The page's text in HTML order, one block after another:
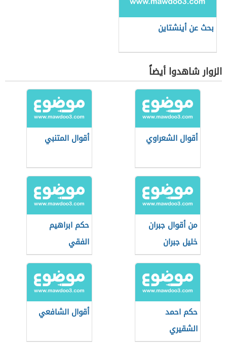
بحث عن أينشتاين
الزوار شاهدوا أيضاً
أقوال الشعراوي أقوال المتنبي
من أقوال جبران
خليل جبران
حكم ابراهيم
الفقي
حكم احمد
الشقيري
أقوال الشافعي